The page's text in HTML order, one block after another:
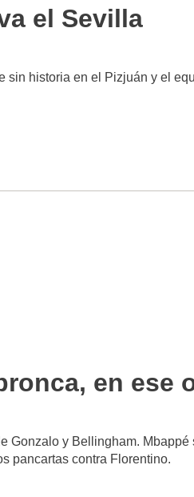
el Sevilla
historia en el Pizjuán y el
en ese
Gonzalo y Bellingham.
pancartas contra Florentino.